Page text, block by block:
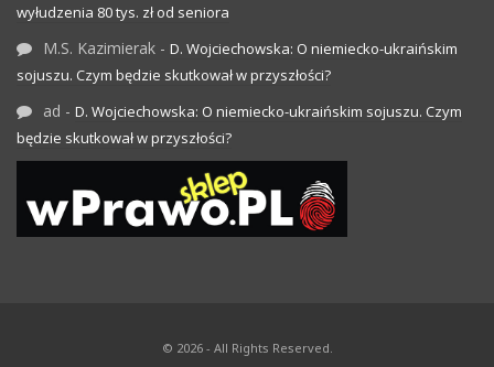
wyłudzenia 80 tys. zł od seniora
M.S. Kazimierak - D. Wojciechowska: O niemiecko-ukraińskim
sojuszu. Czym będzie skutkował w przyszłości?
ad - D. Wojciechowska: O niemiecko-ukraińskim sojuszu. Czym
będzie skutkował w przyszłości?
© 2026 - All Rights Reserved.